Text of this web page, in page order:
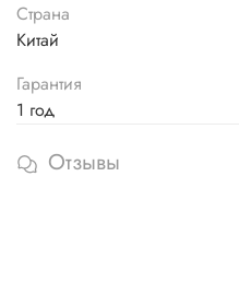
Страна
Китай
Гарантия
1 год
Отзывы